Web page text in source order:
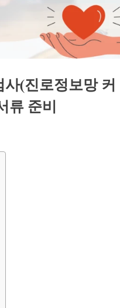
(진로정보망 커
류 준비